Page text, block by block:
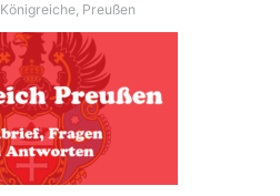
Königreiche, Preußen